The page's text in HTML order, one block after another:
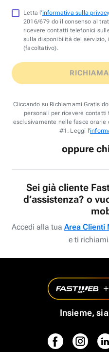
Letta l'informativa sulla privacy
2016/679 do il consenso al
ricevere contatti telefonici
sulla disponibilità del
(facoltativo).
Cliccando su Richiamami Gratis
personali per ricevere
esclusivamente nelle fasce
#1. Leggi l'
oppure
Sei già cliente
d’assistenza? o
Accedi alla tua Area Clienti
e ti
Insieme,